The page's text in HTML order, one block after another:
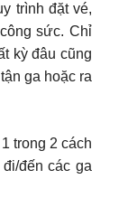
trình đặt vé,
sức. Chỉ
kỳ đâu cũng
ga hoặc ra
trong 2 cách
đến các ga